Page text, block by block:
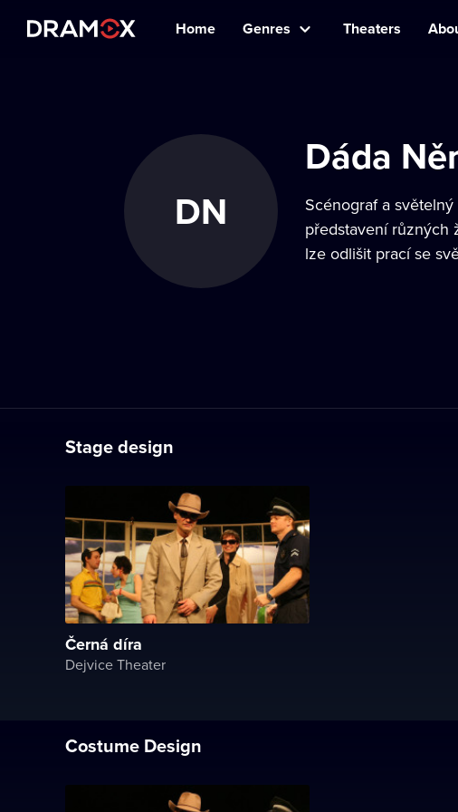
Home Genres Theaters
DN
Dáda
Scénograf a
představení různých
lze odlišit prací se
Stage design
Černá díra
Dejvice Theater
Costume Design